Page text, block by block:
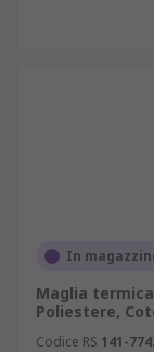
In
Maglia termica
Poliestere,
Codice RS 141-